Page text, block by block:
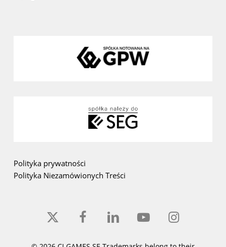
Polityka prywatności
Polityka Niezamówionych Treści
x-
facebooklinkedin youtube instagram